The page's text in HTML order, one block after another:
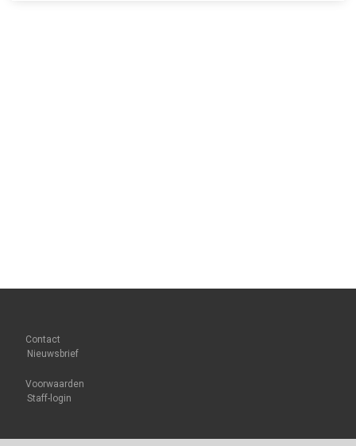
Contact
Nieuwsbrief
Voorwaarden
Staff-login